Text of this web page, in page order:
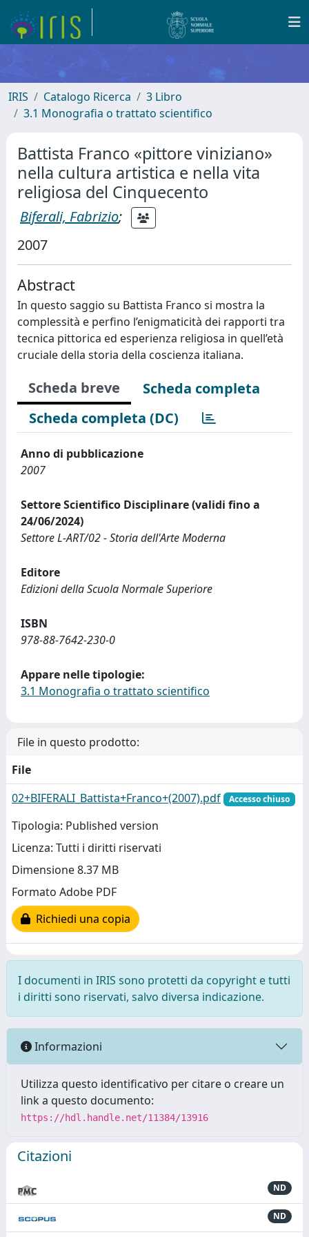
IRIS Catalogo Ricerca
3 Libro
3.1 Monografia o trattato scientifico
Battista Franco «pittore viniziano»
nella cultura artistica e nella vita
religiosa del Cinquecento
Biferali, Fabrizio;
2007
Abstract
In questo saggio su Battista Franco si mostra la
complessità e perfino l’enigmaticità dei rapporti tra
tecnica pittorica ed esperienza religiosa in quell’età
cruciale della storia della coscienza italiana.
Scheda breve
Scheda completa
Scheda completa (DC)
Anno di pubblicazione
2007
Settore Scientifico Disciplinare (validi fino a
24/06/2024)
Settore L-ART/02 - Storia dell'Arte Moderna
Editore
Edizioni della Scuola Normale Superiore
ISBN
978-88-7642-230-0
Appare nelle tipologie:
3.1 Monografia o trattato scientifico
File in questo prodotto:
File
02+BIFERALI_Battista+Franco+(2007).pdf
Accesso chiuso
Tipologia: Published version
Licenza: Tutti i diritti riservati
Dimensione 8.37 MB
Formato Adobe PDF
Richiedi una copia
I documenti in IRIS sono protetti da copyright e tutti
i diritti sono riservati, salvo diversa indicazione.
Informazioni
Utilizza questo identificativo per citare o creare un
link a questo documento:
https://hdl.handle.net/11384/13916
Citazioni
ND
ND